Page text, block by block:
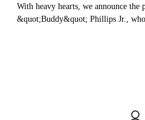
With heavy hearts, we announce the
&quot;Buddy&quot; Phillips Jr., who